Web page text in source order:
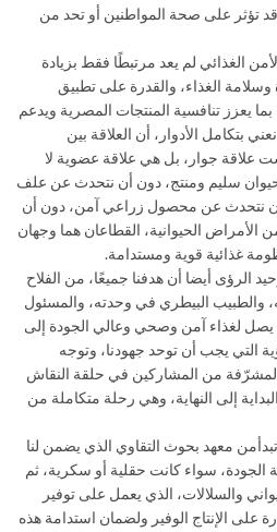
تؤثر على صحة المواطنين أو تحد من
الغذائي لم يعد مرتبطًا فقط بزيادة
وسلامة الغذاء، والقدرة على تطبيق
بما يعزز تنافسية المنتجات المصرية ويدعم
بتكامل الأدوار، أن العلاقة بين
علاقة جوار، بل هي علاقة عضوية لا
سليم ومنتج، دون أن نتحدث عن علف
نتحدث عن محصول زراعي آمن، دون أن
الأمراض الحيوانية، القطاعان هما وجهان
غذائية قوية ومستدامة.
الرؤى أيضا أن هدفنا جميعًا، من الفلاح
والطبيب البيطري في وحدته، والمسئول
لغذاء آمن وصحي وعالي الجودة إلى
يجب أن توحد جهودنا، وتوجه
المشرّفة من المشاركين في حلقة النقاش
إلى النهاية، وهي رحلة متكاملة من
معهد بحوث التقاوي الذي يضمن لنا
الجودة، سواء كانت حقلية أو سكرية، ثم
والسلالات، الذي يعمل على توفير
على الإنتاج الوفير ولضمان استدامة هذه